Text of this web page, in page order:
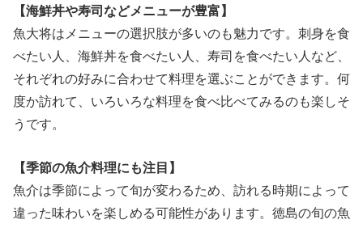
【海鮮丼や寿司などメニューが豊富】
魚大将はメニューの選択肢が多いのも魅力です。刺身を食
べたい人、海鮮丼を食べたい人、寿司を食べたい人など、
それぞれの好みに合わせて料理を選ぶことができます。何
度か訪れて、いろいろな料理を食べ比べてみるのも楽しそ
うです。
【季節の魚介料理にも注目】
魚介は季節によって旬が変わるため、訪れる時期によって
違った味わいを楽しめる可能性があります。徳島の旬の魚